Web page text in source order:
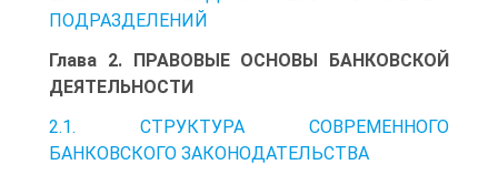
ПОДРАЗДЕЛЕНИЙ
Глава 2. ПРАВОВЫЕ ОСНОВЫ БАНКОВСКОЙ
ДЕЯТЕЛЬНОСТИ
2.1. СТРУКТУРА СОВРЕМЕННОГО
БАНКОВСКОГО ЗАКОНОДАТЕЛЬСТВА